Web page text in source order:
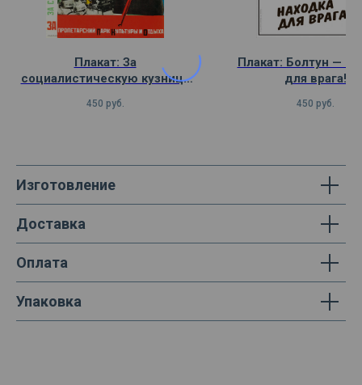
Плакат: За
социалистическую кузницу
450 руб.
Плакат: Болтун —
для врага!
450 руб.
Изготовление
Доставка
Оплата
Упаковка